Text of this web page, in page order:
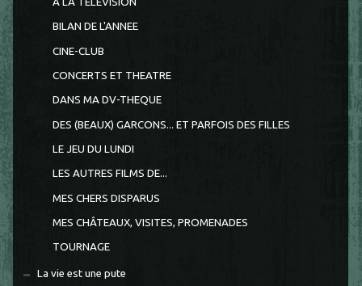
BILAN DE L'ANNEE
CINE-CLUB
CONCERTS ET THEATRE
DANS MA DV-THEQUE
DES (BEAUX) GARCONS... ET PARFOIS DES FILLES
LE JEU DU LUNDI
LES AUTRES FILMS DE...
MES CHERS DISPARUS
MES CHÂTEAUX, VISITES, PROMENADES
TOURNAGE
La vie est une pute